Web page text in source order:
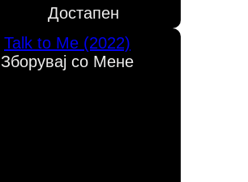
Достапен
Talk to Me (2022)
Зборувај со Мене